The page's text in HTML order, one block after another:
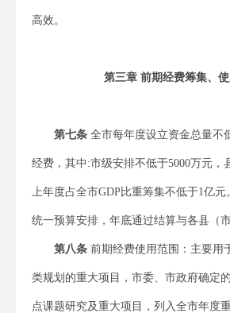
高效。
第三章 前期经费筹集、
第七条 全市每年度设立资金总量不
经费，其中:市级安排不低于5000万元，
上年度占全市GDP比重筹集不低于1亿
统一预算安排，年底通过结算与各县（
第八条 前期经费使用范围：主要用
类规划的重大项目，市委、市政府确定
点课题研究及重大项目，列入全市年度